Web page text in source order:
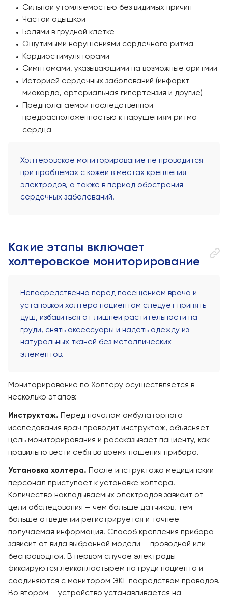
Сильной утомляемостью без видимых причин
Частой одышкой
Болями в грудной клетке
Ощутимыми нарушениями сердечного ритма
Кардиостимуляторами
Симптомами, указывающими на возможные аритмии
Историей сердечных заболеваний (инфаркт
миокарда, артериальная гипертензия и другие)
Предполагаемой наследственной
предрасположенностью к нарушениям ритма
сердца
Холтеровское мониторирование не проводится
при проблемах с кожей в местах крепления
электродов, а также в период обострения
сердечных заболеваний.
Какие этапы включает
холтеровское мониторирование
Непосредственно перед посещением врача и
установкой холтера пациентам следует принять
душ, избавиться от лишней растительности на
груди, снять аксессуары и надеть одежду из
натуральных тканей без металлических
элементов.
Мониторирование по Холтеру осуществляется в
несколько этапов:
Инструктаж. Перед началом амбулаторного
исследования врач проводит инструктаж, объясняет
цель мониторирования и рассказывает пациенту, как
правильно вести себя во время ношения прибора.
Установка холтера. После инструктажа медицинский
персонал приступает к установке холтера.
Количество накладываемых электродов зависит от
цели обследования — чем больше датчиков, тем
больше отведений регистрируется и точнее
получаемая информация. Способ крепления прибора
зависит от вида выбранной модели — проводной или
беспроводной. В первом случае электроды
фиксируются лейкопластырем на груди пациента и
соединяются с монитором ЭКГ посредством проводов.
Во втором — устройство устанавливается на